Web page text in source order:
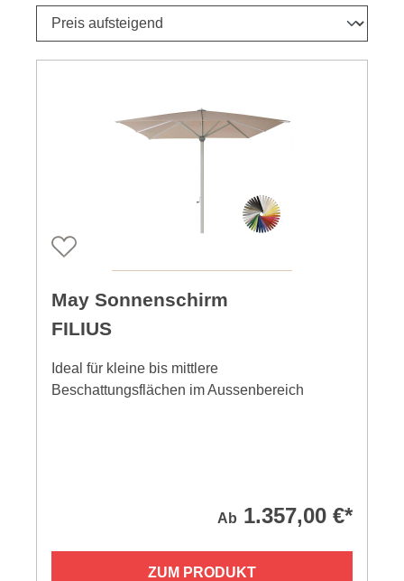
May Sonnenschirm
FILIUS
Ideal für kleine bis mittlere
Beschattungsflächen im Aussenbereich
Ab 1.357,00 €*
ZUM PRODUKT